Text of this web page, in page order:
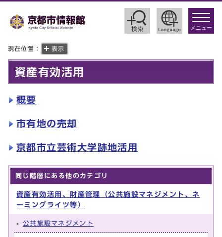
toggle
メニュー
現在位置： 表示
資産有効活用
概要
市有地の売却
京都市立芸術大学跡地活用
同じ階層にある他のカテゴリ
資産有効活用、財産管理（公共施設マネジメント、ネ
ーミングライツ等）
公共施設マネジメント